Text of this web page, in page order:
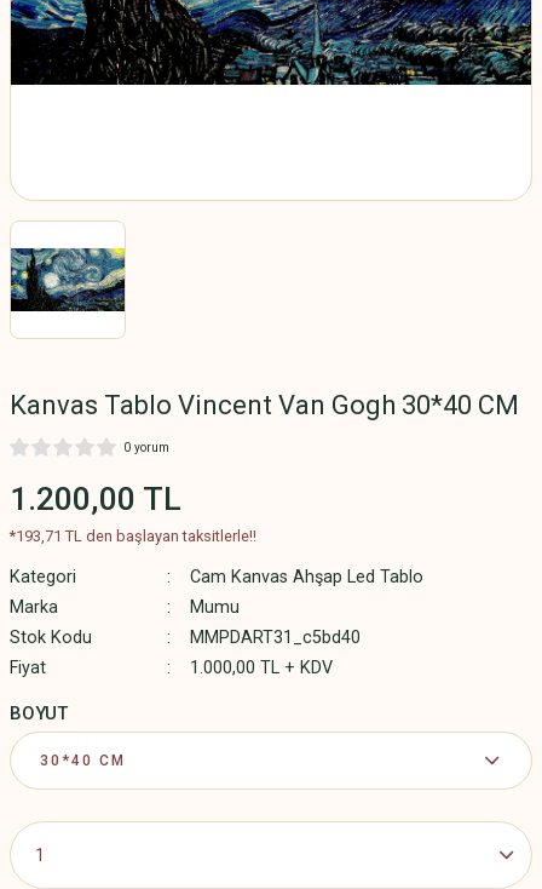
Kanvas Tablo Vincent Van Gogh 30*40 CM
0 yorum
1.200,00 TL
*193,71 TL den başlayan taksitlerle!!
Kategori
Cam Kanvas Ahşap Led Tablo
Marka
Mumu
Stok Kodu
MMPDART31_c5bd40
Fiyat
1.000,00 TL + KDV
BOYUT
Etiket